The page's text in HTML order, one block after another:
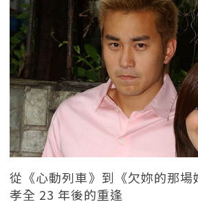
從《心動列車》到《欠妳的那場
孝全 23 年後的重逢